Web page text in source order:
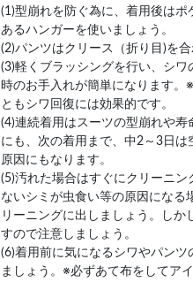
(1)型崩れを防ぐ為に、着用後は
あるハンガーを使いましょう。
(2)パンツはクリース（折り目)を
(3)軽くブラッシングを行い、シ
時のお手入れが簡単になります。
ともシワ回復には効果的です。
(4)連続着用はスーツの型崩れや
にも、次の着用まで、中2～3日
原因にもなります。
(5)汚れた場合はすぐにクリーニ
ないシミが虫食い等の原因になる
リーニングに出しましょう。しか
すので注意しましょう。
(6)着用前に気になるシワやパン
ましょう。※必ずあて布をしてア